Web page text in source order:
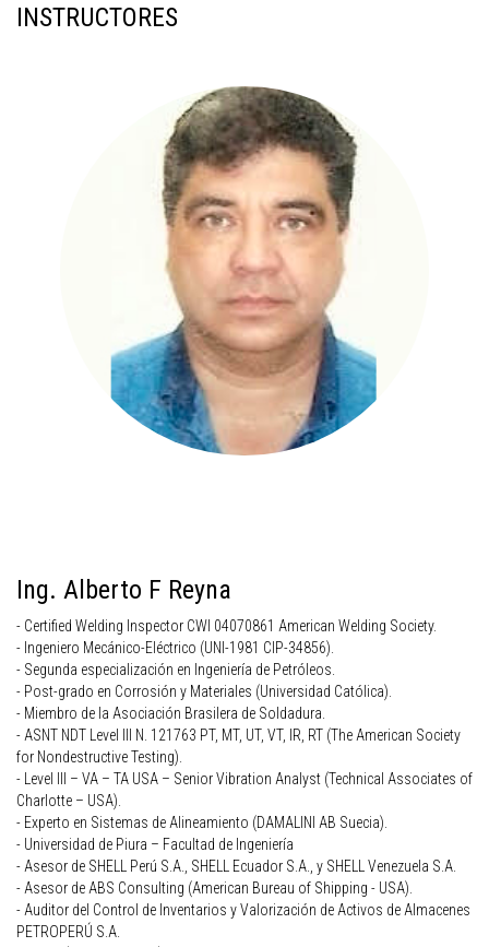
INSTRUCTORES
Ing. Alberto F Reyna
- Certified Welding Inspector CWI 04070861 American Welding Society.
- Ingeniero Mecánico-Eléctrico (UNI-1981 CIP-34856).
- Segunda especialización en Ingeniería de Petróleos.
- Post-grado en Corrosión y Materiales (Universidad Católica).
- Miembro de la Asociación Brasilera de Soldadura.
- ASNT NDT Level III N. 121763 PT, MT, UT, VT, IR, RT (The American Society
for Nondestructive Testing).
- Level III – VA – TA USA – Senior Vibration Analyst (Technical Associates of
Charlotte – USA).
- Experto en Sistemas de Alineamiento (DAMALINI AB Suecia).
- Universidad de Piura – Facultad de Ingeniería
- Asesor de SHELL Perú S.A., SHELL Ecuador S.A., y SHELL Venezuela S.A.
- Asesor de ABS Consulting (American Bureau of Shipping - USA).
- Auditor del Control de Inventarios y Valorización de Activos de Almacenes
PETROPERÚ S.A.